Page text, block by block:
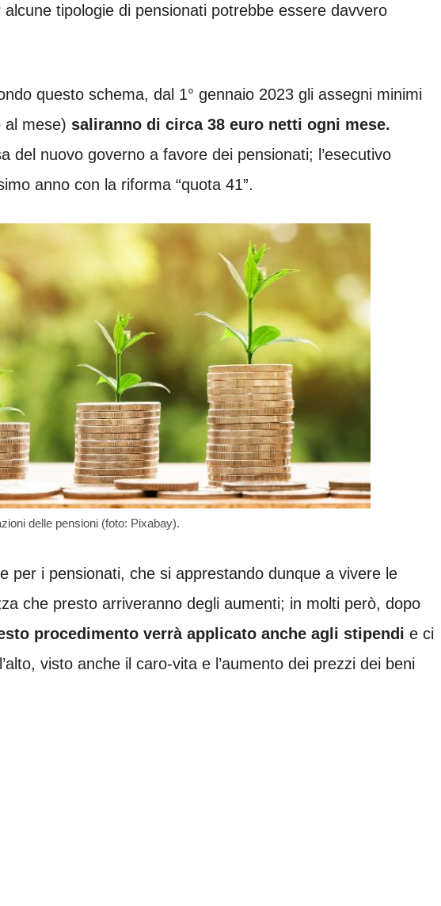
tipologie di pensionati potrebbe essere davvero
questo schema, dal 1° gennaio 2023 gli assegni minimi
al mese) saliranno di circa 38 euro netti ogni mese.
del nuovo governo a favore dei pensionati; l’esecutivo
anno con la riforma “quota 41”.
delle pensioni (foto: Pixabay).
per i pensionati, che si apprestando dunque a vivere le
che presto arriveranno degli aumenti; in molti però, dopo
procedimento verrà applicato anche agli stipendi e ci
visto anche il caro-vita e l’aumento dei prezzi dei beni